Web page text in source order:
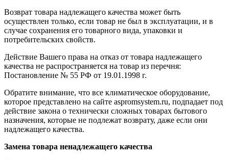
Возврат товара надлежащего качества может быть
осуществлен только, если товар не был в эксплуатации, и в
случае сохранения его товарного вида, упаковки и
потребительских свойств.
Действие Вашего права на отказ от товара надлежащего
качества не распространяется на товар из перечня:
Постановление № 55 РФ от 19.01.1998 г.
Обратите внимание, что все климатическое оборудование,
которое представлено на сайте aspromsystem.ru, подпадает под
действие закона о технически сложных товарах бытового
назначения, которые не подлежат возврату, даже если они
надлежащего качества.
Замена товара ненадлежащего качества